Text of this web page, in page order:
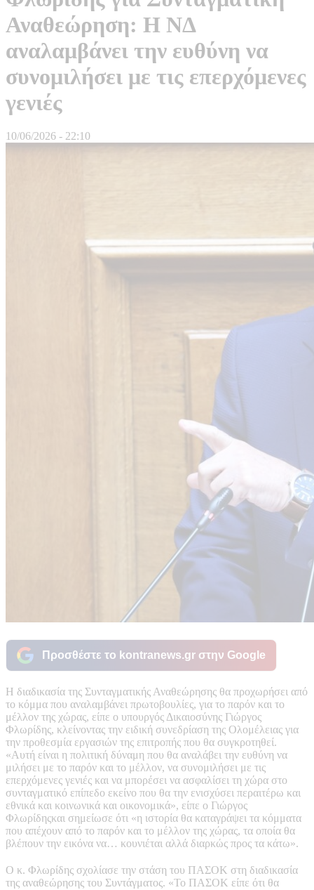
Αναθεώρηση: Η ΝΔ
αναλαμβάνει την ευθύνη να
συνομιλήσει με τις επερχόμενες
γενιές
10/06/2026 - 22:10
Προσθέστε το kontranews.gr στην Google
Η διαδικασία της Συνταγματικής Αναθεώρησης θα προχωρήσει από
το κόμμα που αναλαμβάνει πρωτοβουλίες, για το παρόν και το
μέλλον της χώρας, είπε ο υπουργός Δικαιοσύνης Γιώργος
Φλωρίδης, κλείνοντας την ειδική συνεδρίαση της Ολομέλειας για
την προθεσμία εργασιών της επιτροπής που θα συγκροτηθεί.
«Αυτή είναι η πολιτική δύναμη που θα αναλάβει την ευθύνη να
μιλήσει με το παρόν και το μέλλον, να συνομιλήσει με τις
επερχόμενες γενιές και να μπορέσει να ασφαλίσει τη χώρα στο
συνταγματικό επίπεδο εκείνο που θα την ενισχύσει περαιτέρω και
εθνικά και κοινωνικά και οικονομικά», είπε ο Γιώργος
Φλωρίδηςκαι σημείωσε ότι «η ιστορία θα καταγράψει τα κόμματα
που απέχουν από το παρόν και το μέλλον της χώρας, τα οποία θα
βλέπουν την εικόνα να… κουνιέται αλλά διαρκώς προς τα κάτω».
Ο κ. Φλωρίδης σχολίασε την στάση του ΠΑΣΟΚ στη διαδικασία
της αναθεώρησης του Συντάγματος. «Το ΠΑΣΟΚ είπε ότι θα